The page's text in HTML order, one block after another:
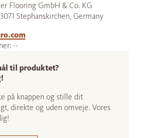
Flooring GmbH & Co. KG
Stephanskirchen, Germany
--
til produktet?
på knappen og stille dit
direkte og uden omveje. Vores